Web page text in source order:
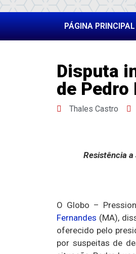
PÁGINA PRINCIPAL
Disputa
de
Thales Castro
Resistência a
O Globo –
Fernandes (MA),
oferecido pelo
por suspeitas de